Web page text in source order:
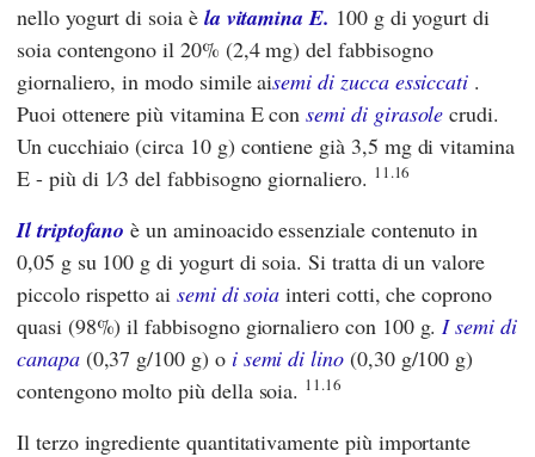
nello yogurt di soia è la vitamina E. 100 g di yogurt di
soia contengono il 20% (2,4 mg) del fabbisogno
giornaliero, in modo simile aisemi di zucca essiccati .
Puoi ottenere più vitamina E consemi di girasole crudi.
Un cucchiaio (circa 10 g) contiene già 3,5 mg di vitamina
E - più di 1⁄3 del fabbisogno giornaliero. 11.16
Il triptofano è un aminoacido essenziale contenuto in
0,05 g su 100 g di yogurt di soia. Si tratta di un valore
piccolo rispetto ai semi di soia interi cotti, che coprono
quasi (98%) il fabbisogno giornaliero con 100 g.I semi di
canapa(0,37 g/100 g) o i semi di lino(0,30 g/100 g)
contengono molto più della soia. 11.16
Il terzo ingrediente quantitativamente più importante